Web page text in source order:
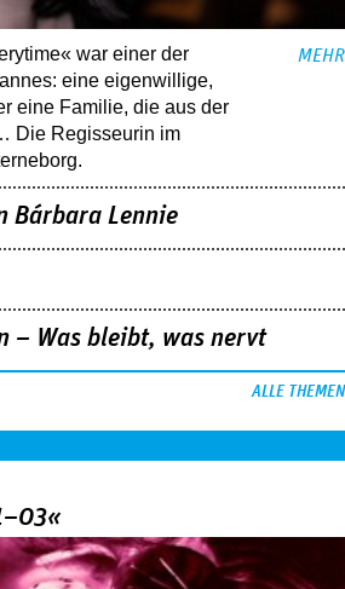
war einer der
eine eigenwillige,
eine ­Familie, die aus der
Die Regisseurin im
MEHR
Bárbara Lennie
– Was bleibt, was nervt
ALLE THEMEN